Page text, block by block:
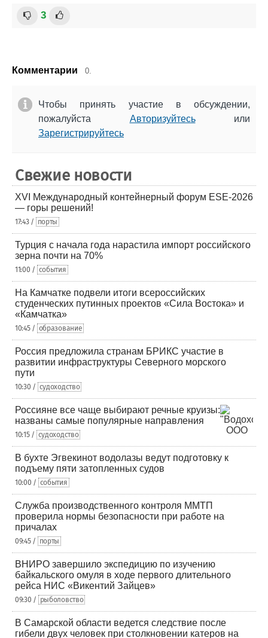
3
Комментарии 0.
Чтобы принять участие в обсуждении,
пожалуйста Авторизуйтесьили
Зарегистрируйтесь
Свежие новости
XVI Международный контейнерный форум ESE-2026
— горы решений!
17:43 / порты
Турция с начала года нарастила импорт российского
зерна почти на 70%
11:00 / события
На Камчатке подвели итоги всероссийских
студенческих путинных проектов «Сила Востока» и
«Камчатка»
10:45 / образование
Россия предложила странам БРИКС участие в
развитии инфраструктуры Северного морского
пути
10:30 / судоходство
Россияне все чаще выбирают речные круизы:
названы самые популярные направления
10:15 / судоходство
В бухте Эгвекинот водолазы ведут подготовку к
подъему пяти затопленных судов
10:00 / события
Служба производственного контроля ММТП
проверила нормы безопасности при работе на
причалах
09:45 / порты
ВНИРО завершило экспедицию по изучению
байкальского омуля в ходе первого длительного
рейса НИС «Викентий Зайцев»
09:30 / рыболовство
В Самарской области ведется следствие после
гибели двух человек при столкновении катеров на